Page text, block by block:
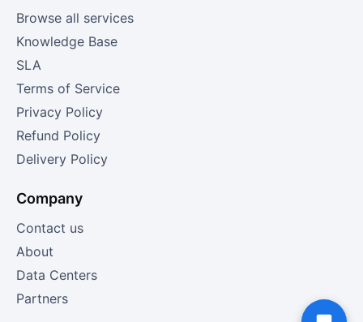
Browse all services
Knowledge Base
SLA
Terms of Service
Privacy Policy
Refund Policy
Delivery Policy
Company
Contact us
About
Data Centers
Partners